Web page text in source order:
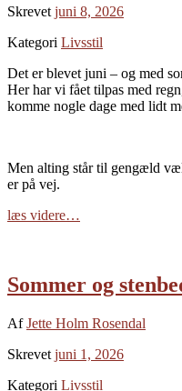
Skrevet juni 8, 2026
Kategori Livsstil
Det er blevet juni – og med
Her har vi fået tilpas med
komme nogle dage med lidt
Men alting står til gengæld
er på vej.
læs videre…
Sommer og
AfJette Holm Rosendal
Skrevet juni 1, 2026
Kategori Livsstil